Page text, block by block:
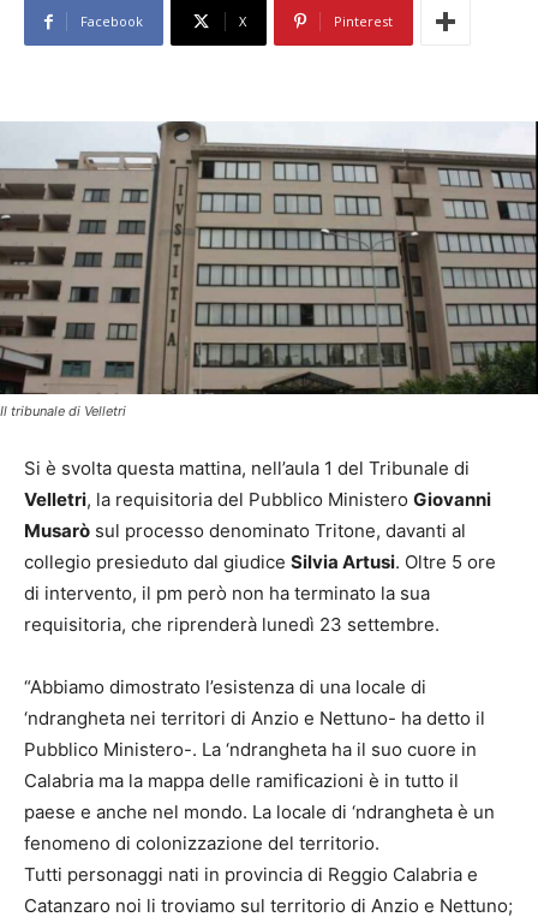
Facebook X Pinterest
Il tribunale di Velletri
Si è svolta questa mattina, nell’aula 1 del Tribunale di
Velletri, la requisitoria del Pubblico Ministero Giovanni
Musarò sul processo denominato Tritone, davanti al
collegio presieduto dal giudice Silvia Artusi. Oltre 5 ore
di intervento, il pm però non ha terminato la sua
requisitoria, che riprenderà lunedì 23 settembre.
“Abbiamo dimostrato l’esistenza di una locale di
‘ndrangheta nei territori di Anzio e Nettuno- ha detto il
Pubblico Ministero-. La ‘ndrangheta ha il suo cuore in
Calabria ma la mappa delle ramificazioni è in tutto il
paese e anche nel mondo. La locale di ‘ndrangheta è un
fenomeno di colonizzazione del territorio.
Tutti personaggi nati in provincia di Reggio Calabria e
Catanzaro noi li troviamo sul territorio di Anzio e Nettuno;